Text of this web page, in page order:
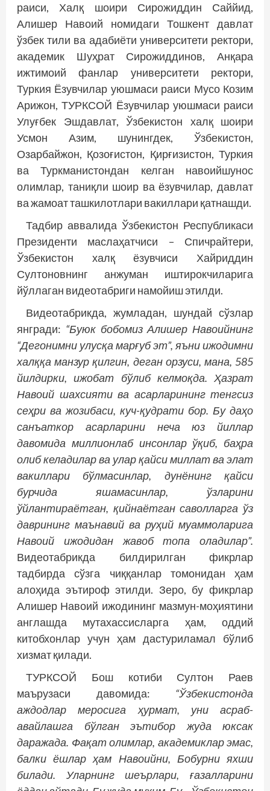
раиси, Халқ шоири Сирожиддин Саййид,
Алишер Навоий номидаги Тошкент давлат
ўзбек тили ва адабиёти университети ректори,
академик Шуҳрат Сирожиддинов, Анқара
ижтимоий фанлар университети ректори,
Туркия Ёзувчилар уюшмаси раиси Мусо Козим
Арижон, ТУРКСОЙ Ёзувчилар уюшмаси раиси
Улуғбек Эшдавлат, Ўзбекистон халқ шоири
Усмон Азим, шунингдек, Ўзбекистон,
Озарбайжон, Қозоғистон, Қирғизистон, Туркия
ва Туркманистондан келган навоийшунос
олимлар, таниқли шоир ва ёзувчилар, давлат
ва жамоат ташкилотлари вакиллари қатнашди.
Тадбир аввалида Ўзбекистон Республикаси
Президенти маслаҳатчиси – Спичрайтери,
Ўзбекистон халқ ёзувчиси Хайриддин
Султоновнинг анжуман иштирокчиларига
йўллаган видеотабриги намойиш этилди.
Видеотабрикда, жумладан, шундай сўзлар
янгради: “Буюк бобомиз Алишер Навоийнинг
“Дегонимни улусқа марғуб эт”, яъни ижодимни
халққа манзур қилгин, деган орзуси, мана, 585
йилдирки, ижобат бўлиб келмоқда. Ҳазрат
Навоий шахсияти ва асарларининг тенгсиз
сеҳри ва жозибаси, куч-қудрати бор. Бу даҳо
санъаткор асарларини неча юз йиллар
давомида миллионлаб инсонлар ўқиб, баҳра
олиб келадилар ва улар қайси миллат ва элат
вакиллари бўлмасинлар, дунёнинг қайси
бурчида яшамасинлар, ўзларини
ўйлантираётган, қийнаётган саволларга ўз
даврининг маънавий ва руҳий муаммоларига
Навоий ижодидан жавоб топа оладилар”.
Видеотабрикда билдирилган фикрлар
тадбирда сўзга чиққанлар томонидан ҳам
алоҳида эътироф этилди. Зеро, бу фикрлар
Алишер Навоий ижодининг мазмун-моҳиятини
англашда мутахассисларга ҳам, оддий
китобхонлар учун ҳам ­дастуриламал бўлиб
хизмат қилади.
ТУРКСОЙ Бош котиби Султон Раев
маърузаси давомида: “Ўзбекистонда
аждодлар меросига ҳурмат, уни асраб-
авайлашга бўлган эътибор жуда юксак
даражада. Фақат олимлар, академиклар эмас,
балки ёшлар ҳам Навоийни, Бобурни яхши
билади. Уларнинг шеърлари, ғазалларини